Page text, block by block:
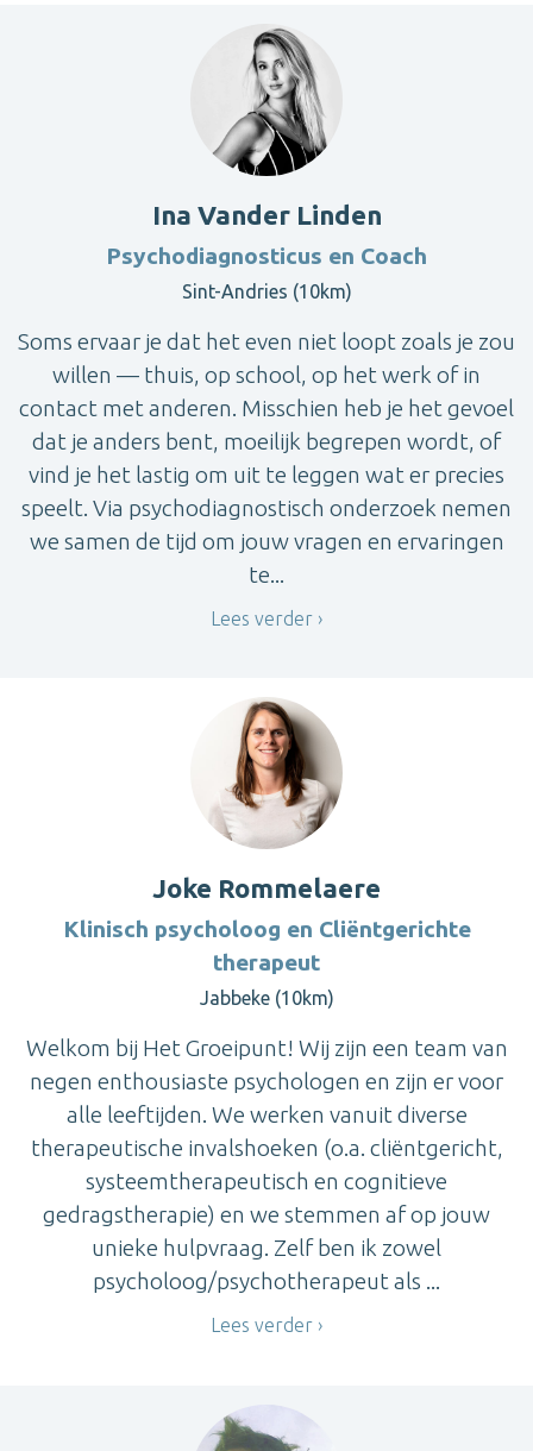
Ina Vander Linden
Psychodiagnosticus en Coach
Sint-Andries (10km)
Soms ervaar je dat het even niet loopt zoals je zou
willen — thuis, op school, op het werk of in
contact met anderen. Misschien heb je het gevoel
dat je anders bent, moeilijk begrepen wordt, of
vind je het lastig om uit te leggen wat er precies
speelt. Via psychodiagnostisch onderzoek nemen
we samen de tijd om jouw vragen en ervaringen
te...
Lees verder
Joke Rommelaere
Klinisch psycholoog en Cliëntgerichte
therapeut
Jabbeke (10km)
Welkom bij Het Groeipunt! Wij zijn een team van
negen enthousiaste psychologen en zijn er voor
alle leeftijden. We werken vanuit diverse
therapeutische invalshoeken (o.a. cliëntgericht,
systeemtherapeutisch en cognitieve
gedragstherapie) en we stemmen af op jouw
unieke hulpvraag. Zelf ben ik zowel
psycholoog/psychotherapeut als ...
Lees verder